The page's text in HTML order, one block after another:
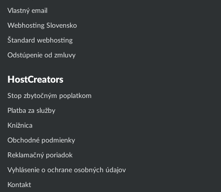
Vlastný email
Webhosting Slovensko
Štandard webhosting
Odstúpenie od zmluvy
HostCreators
Stop zbytočným poplatkom
Platba za služby
Knižnica
Obchodné podmienky
Reklamačný poriadok
Vyhlásenie o ochrane osobných údajov
Kontakt